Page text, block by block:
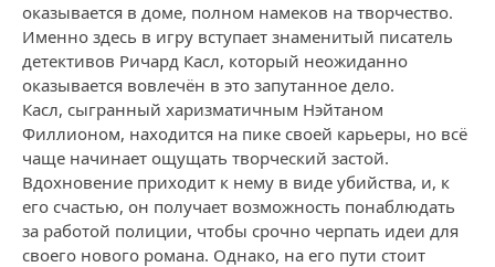
оказывается в доме, полном намеков на творчество.
Именно здесь в игру вступает знаменитый писатель
детективов Ричард Касл, который неожиданно
оказывается вовлечён в это запутанное дело.
Касл, сыгранный харизматичным Нэйтаном
Филлионом, находится на пике своей карьеры, но всё
чаще начинает ощущать творческий застой.
Вдохновение приходит к нему в виде убийства, и, к
его счастью, он получает возможность понаблюдать
за работой полиции, чтобы срочно черпать идеи для
своего нового романа. Однако, на его пути стоит